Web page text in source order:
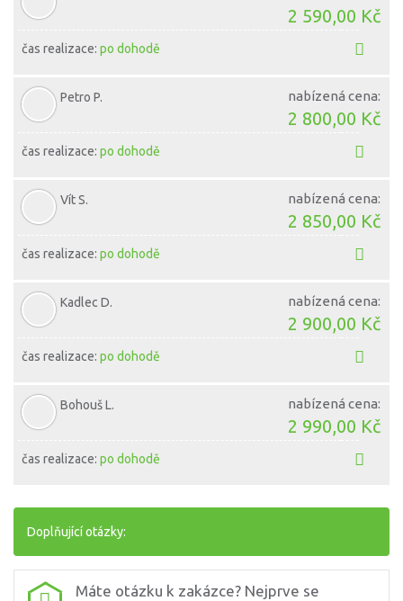
čas realizace:po dohodě
2 590,00 Kč
Petro P.
čas realizace:po dohodě
nabízená cena:
2 800,00 Kč
Vít S.
čas realizace:po dohodě
nabízená cena:
2 850,00 Kč
Kadlec D.
čas realizace:po dohodě
nabízená cena:
2 900,00 Kč
Bohouš L.
čas realizace:po dohodě
nabízená cena:
2 990,00 Kč
Doplňující otázky:
Máte otázku k zakázce? Nejprve se